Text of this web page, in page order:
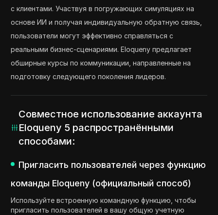
с клиентами. Участвуя в погружающих симуляциях на
основе ИИ и получая индивидуальную обратную связь,
пользователи могут эффективно справляться с
реальными бизнес-сценариями. Eloqueny предлагает
обширные курсы по коммуникации, направленные на
подготовку следующего поколения лидеров.
Совместное использование аккаунта
Eloqueny 5 распространёнными
способами:
Пригласить пользователей через функцию
команды Eloqueny (официальный способ)
Используйте встроенную командную функцию, чтобы
пригласить пользователей в вашу общую учетную